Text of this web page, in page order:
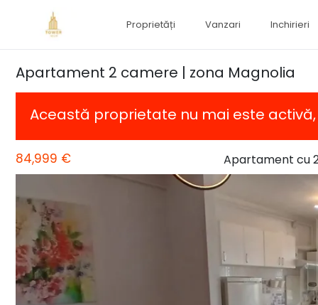
Proprietăți Vanzari Inchirieri
Apartament 2 camere | zona Magnolia
Această proprietate nu mai este activă,
84,999 € Apartament cu